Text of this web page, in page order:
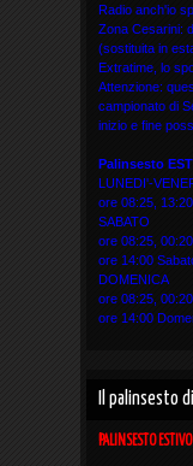
Radio anch'io
Zona Cesarini:
(sostituita in
Extratime, lo
Attenzione:
campionato di
inizio e fine
Palinsesto
LUNEDI'-
ore 08:25,
SABATO
ore 08:25,
ore 14:00
DOMENICA
ore 08:25,
ore 14:00
Il palinsesto di
PALINSESTO